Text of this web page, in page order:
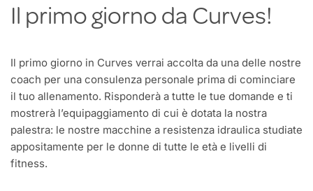
Il primo giorno da Curves!
Il primo giorno in Curves verrai accolta da una delle nostre
coach per una consulenza personale prima di cominciare
il tuo allenamento. Risponderà a tutte le tue domande e ti
mostrerà l’equipaggiamento di cui è dotata la nostra
palestra: le nostre macchine a resistenza idraulica studiate
appositamente per le donne di tutte le età e livelli di
fitness.